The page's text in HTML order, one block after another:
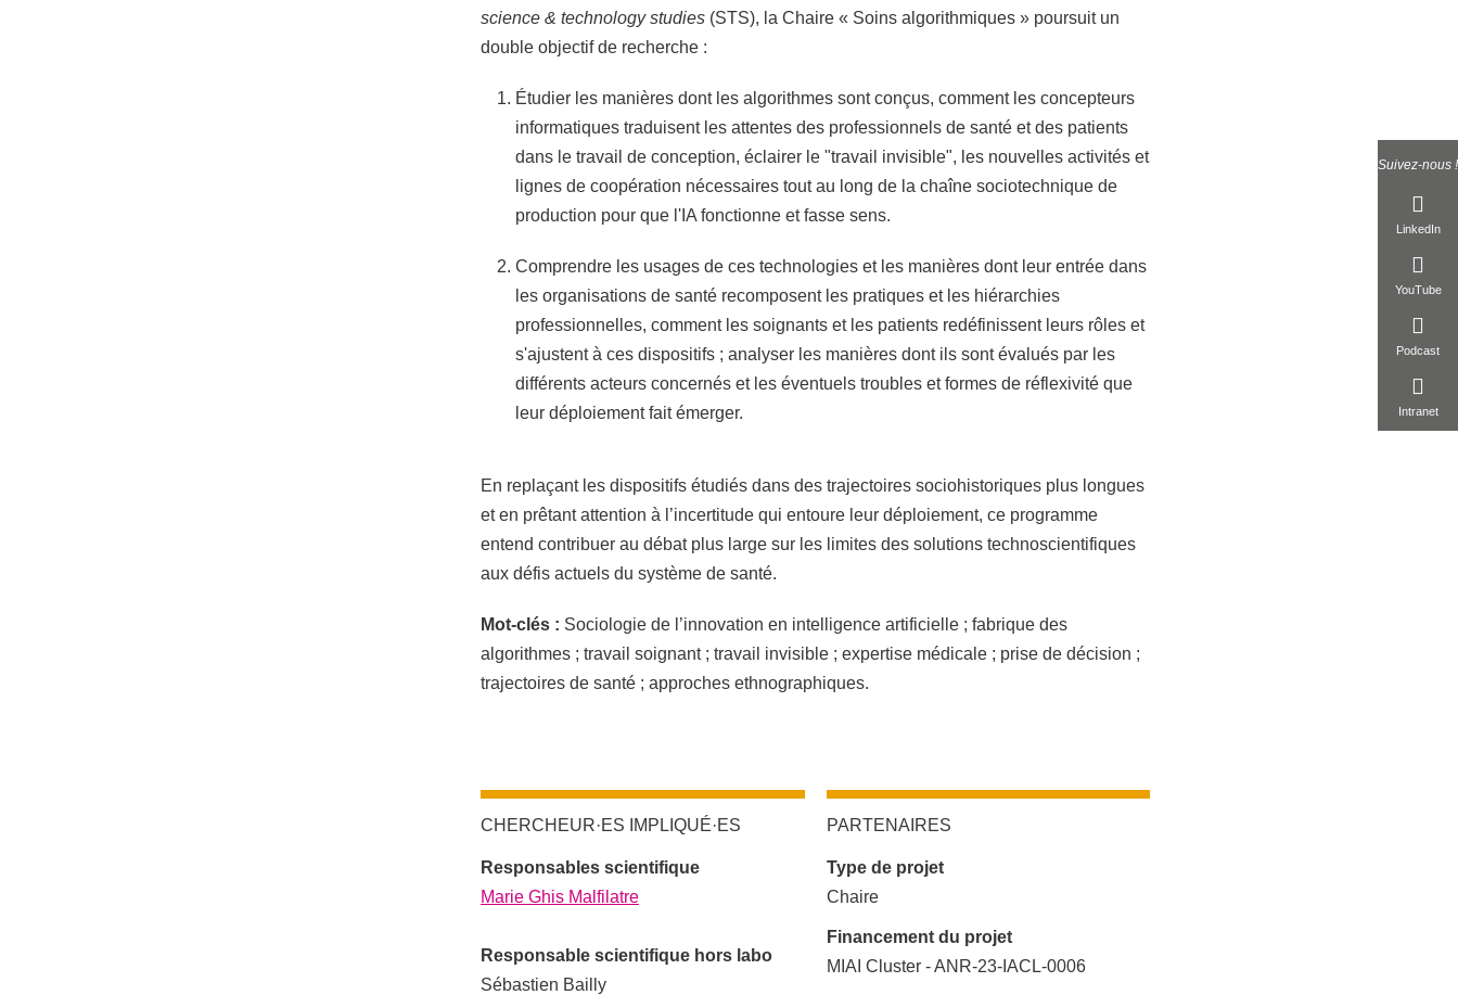
Suivez-nous !
LinkedIn
YouTube
Podcast
Intranet
science & technology studies(STS), la Chaire « Soins algorithmiques » poursuit un
double objectif de recherche :
Étudier les manières dont les algorithmes sont conçus, comment les concepteurs
informatiques traduisent les attentes des professionnels de santé et des patients
dans le travail de conception, éclairer le "travail invisible", les nouvelles activités et
lignes de coopération nécessaires tout au long de la chaîne sociotechnique de
production pour que l'IA fonctionne et fasse sens.
Comprendre les usages de ces technologies et les manières dont leur entrée dans
les organisations de santé recomposent les pratiques et les hiérarchies
professionnelles, comment les soignants et les patients redéfinissent leurs rôles et
s'ajustent à ces dispositifs ; analyser les manières dont ils sont évalués par les
différents acteurs concernés et les éventuels troubles et formes de réflexivité que
leur déploiement fait émerger.
En replaçant les dispositifs étudiés dans des trajectoires sociohistoriques plus longues
et en prêtant attention à l’incertitude qui entoure leur déploiement, ce programme
entend contribuer au débat plus large sur les limites des solutions technoscientifiques
aux défis actuels du système de santé.
Mot-clés : Sociologie de l’innovation en intelligence artificielle ; fabrique des
algorithmes ; travail soignant ; travail invisible ; expertise médicale ; prise de décision ;
trajectoires de santé ; approches ethnographiques.
CHERCHEUR·ES IMPLIQUÉ·ES
Responsables scientifique
Marie Ghis Malfilatre
Responsable scientifique hors labo
Sébastien Bailly
PARTENAIRES
Type de projet
Chaire
Financement du projet
MIAI Cluster - ANR-23-IACL-0006